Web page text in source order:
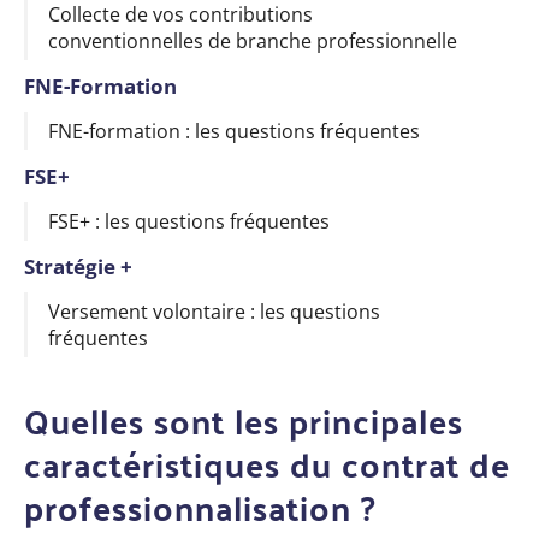
Collecte de vos contributions
conventionnelles de branche professionnelle
FNE-Formation
FNE-formation : les questions fréquentes
FSE+
FSE+ : les questions fréquentes
Stratégie +
Versement volontaire : les questions
fréquentes
Quelles sont les principales
caractéristiques du contrat de
professionnalisation ?